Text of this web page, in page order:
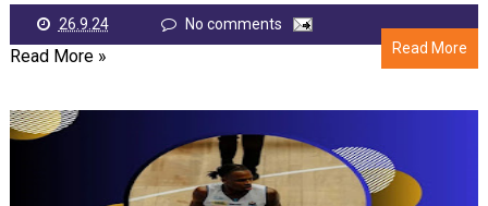
26.9.24
No comments
Read More
Read More »